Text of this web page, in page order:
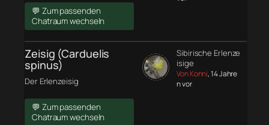
💬 Zum passenden
Chatraum wechseln
Zeisig (Carduelis
spinus)
Der Erlenzeisig
💬 Zum passenden
Chatraum wechseln
Sibirische Erlenze
isige
Von Konni, 14 Jahre
n vor